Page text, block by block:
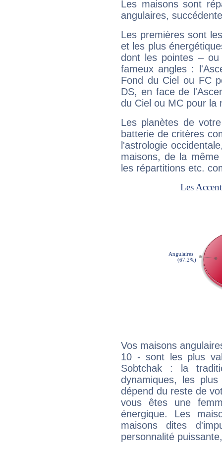
Les maisons sont
angulaires,
Les premières sont
et les plus
dont les pointes –
fameux angles :
Fond du Ciel ou FC
DS, en face de
du Ciel ou MC pour la
Les planètes de
batterie de critères
l'astrologie
maisons, de la
les répartitions etc.
Vos maisons
10 - sont les plus
Sobtchak : la
dynamiques, les
dépend du reste de
vous êtes une
énergique. Les
maisons dites
personnalité